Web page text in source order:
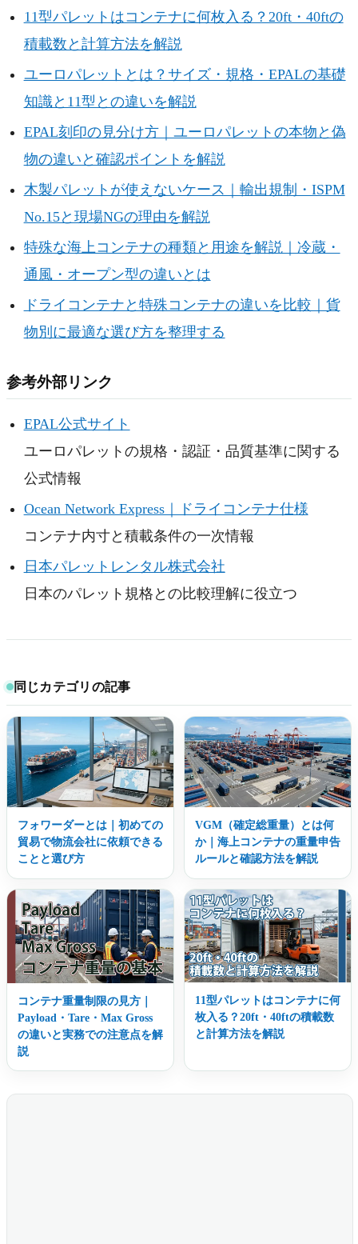
11型パレットはコンテナに何枚入る？20ft・40ftの
積載数と計算方法を解説
ユーロパレットとは？サイズ・規格・EPALの基礎
知識と11型との違いを解説
EPAL刻印の見分け方｜ユーロパレットの本物と偽
物の違いと確認ポイントを解説
木製パレットが使えないケース｜輸出規制・ISPM
No.15と現場NGの理由を解説
特殊な海上コンテナの種類と用途を解説｜冷蔵・
通風・オープン型の違いとは
ドライコンテナと特殊コンテナの違いを比較｜貨
物別に最適な選び方を整理する
参考外部リンク
EPAL公式サイト
ユーロパレットの規格・認証・品質基準に関する
公式情報
Ocean Network Express｜ドライコンテナ仕様
コンテナ内寸と積載条件の一次情報
日本パレットレンタル株式会社
日本のパレット規格との比較理解に役立つ
同じカテゴリの記事
フォワーダーとは｜初めての
貿易で物流会社に依頼できる
ことと選び方
VGM（確定総重量）とは何
か｜海上コンテナの重量申告
ルールと確認方法を解説
コンテナ重量制限の見方｜
Payload・Tare・Max Gross
の違いと実務での注意点を解
説
11型パレットはコンテナに何
枚入る？20ft・40ftの積載数
と計算方法を解説